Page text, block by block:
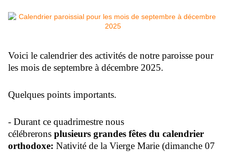
Voici le calendrier des activités de notre paroisse pour
les mois de septembre à décembre 2025.
Quelques points importants.
- Durant ce quadrimestre nous
célébrerons plusieurs grandes fêtes du calendrier
orthodoxe: Nativité de la Vierge Marie (dimanche 07